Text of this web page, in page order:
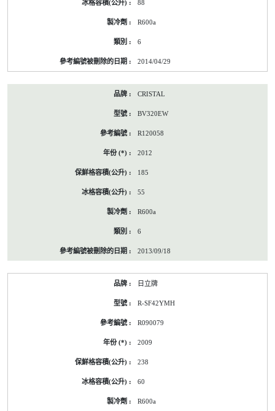
88
R600a
6
2014/04/29
CRISTAL
BV320EW
R120058
2012
185
55
R600a
6
2013/09/18
日立牌
R-SF42YMH
R090079
2009
238
60
R600a